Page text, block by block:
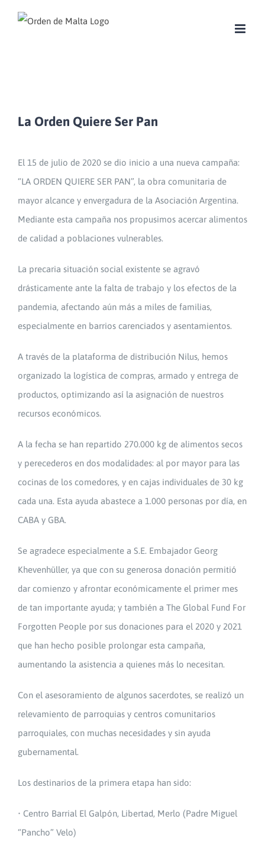
La Orden Quiere Ser Pan
El 15 de julio de 2020 se dio inicio a una nueva campaña:
“LA ORDEN QUIERE SER PAN”, la obra comunitaria de
mayor alcance y envergadura de la Asociación Argentina.
Mediante esta campaña nos propusimos acercar alimentos
de calidad a poblaciones vulnerables.
La precaria situación social existente se agravó
drásticamente ante la falta de trabajo y los efectos de la
pandemia, afectando aún más a miles de familias,
especialmente en barrios carenciados y asentamientos.
A través de la plataforma de distribución Nilus, hemos
organizado la logística de compras, armado y entrega de
productos, optimizando así la asignación de nuestros
recursos económicos.
A la fecha se han repartido 270.000 kg de alimentos secos
y perecederos en dos modalidades: al por mayor para las
cocinas de los comedores, y en cajas individuales de 30 kg
cada una. Esta ayuda abastece a 1.000 personas por día, en
CABA y GBA.
Se agradece especialmente a S.E. Embajador Georg
Khevenhüller, ya que con su generosa donación permitió
dar comienzo y afrontar económicamente el primer mes
de tan importante ayuda; y también a The Global Fund For
Forgotten People por sus donaciones para el 2020 y 2021
que han hecho posible prolongar esta campaña,
aumentando la asistencia a quienes más lo necesitan.
Con el asesoramiento de algunos sacerdotes, se realizó un
relevamiento de parroquias y centros comunitarios
parroquiales, con muchas necesidades y sin ayuda
gubernamental.
Los destinarios de la primera etapa han sido:
• Centro Barrial El Galpón, Libertad, Merlo (Padre Miguel
“Pancho” Velo)